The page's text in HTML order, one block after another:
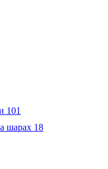
101
шарах 18